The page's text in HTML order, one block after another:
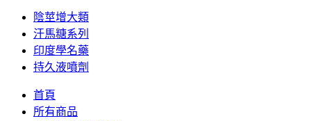
陰莖增大類
汗馬糖系列
印度學名藥
持久液噴劑
首頁
所有商品